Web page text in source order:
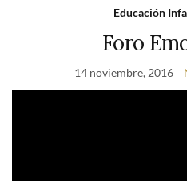
Educación
Foro
14 noviembre, 2016